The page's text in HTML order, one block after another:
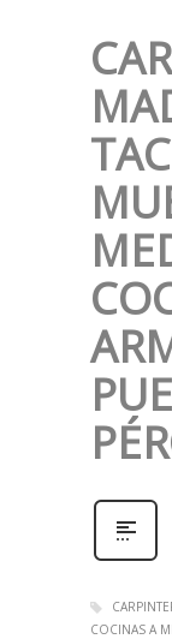
COCINAS A